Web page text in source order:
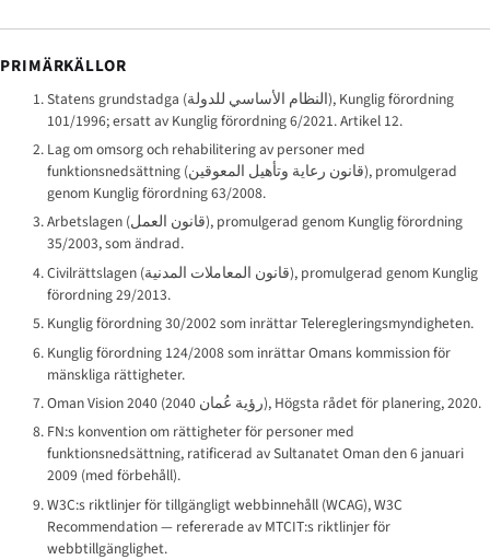
PRIMÄRKÄLLOR
Statens grundstadga (النظام الأساسي للدولة), Kunglig förordning
101/1996; ersatt av Kunglig förordning 6/2021. Artikel 12.
Lag om omsorg och rehabilitering av personer med
funktionsnedsättning (قانون رعاية وتأهيل المعوقين), promulgerad
genom Kunglig förordning 63/2008.
Arbetslagen (قانون العمل), promulgerad genom Kunglig förordning
35/2003, som ändrad.
Civilrättslagen (قانون المعاملات المدنية), promulgerad genom Kunglig
förordning 29/2013.
Kunglig förordning 30/2002 som inrättar Teleregleringsmyndigheten.
Kunglig förordning 124/2008 som inrättar Omans kommission för
mänskliga rättigheter.
Oman Vision 2040 (
رؤية عُمان 2040), Högsta rådet för planering, 2020.
FN:s konvention om rättigheter för personer med
funktionsnedsättning, ratificerad av Sultanatet Oman den 6 januari
2009 (med förbehåll).
W3C:s riktlinjer för tillgängligt webbinnehåll (WCAG), W3C
Recommendation — refererade av MTCIT:s riktlinjer för
webbtillgänglighet.